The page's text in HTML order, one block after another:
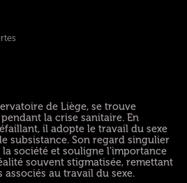
de Liège, se trouve
la crise sanitaire. En
il adopte le travail du sexe
subsistance. Son regard singulier
société et souligne l’importance
souvent stigmatisée, remettant
au travail du sexe.